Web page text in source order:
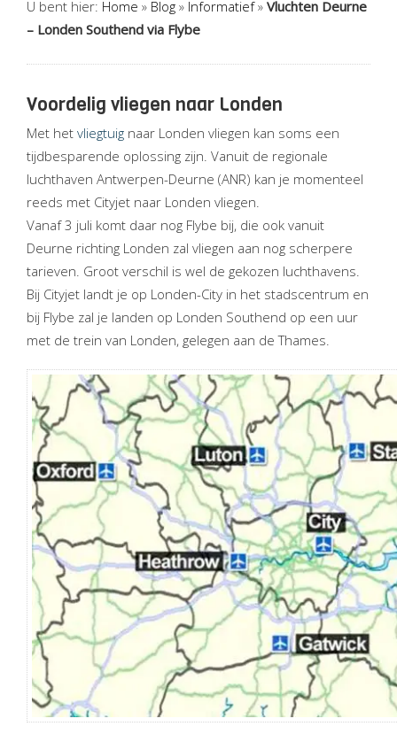
U bent hier: Home » Blog » Informatief» Vluchten Deurne
– Londen Southend via Flybe
Voordelig vliegen naar Londen
Met het vliegtuig naar Londen vliegen kan soms een
tijdbesparende oplossing zijn. Vanuit de regionale
luchthaven Antwerpen-Deurne (ANR) kan je momenteel
reeds met Cityjet naar Londen vliegen.
Vanaf 3 juli komt daar nog Flybe bij, die ook vanuit
Deurne richting Londen zal vliegen aan nog scherpere
tarieven. Groot verschil is wel de gekozen luchthavens.
Bij Cityjet landt je op Londen-City in het stadscentrum en
bij Flybe zal je landen op Londen Southend op een uur
met de trein van Londen, gelegen aan de Thames.